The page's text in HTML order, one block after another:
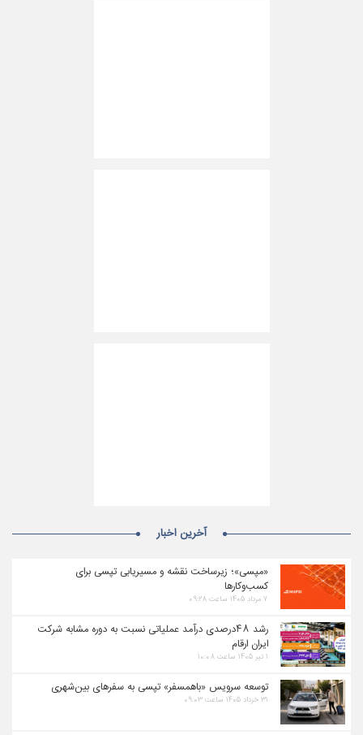
آخرین اخبار
«مپسی»؛ زیرساخت نقشه و مسیریابی تپسی برای
کسب‌وکارها
۷ مرداد ۱۴۰۵ ساعت ۰۹:۲۸
رشد ۴۸درصدی درآمد عملیاتی نسبت به دوره مشابه شرکت
ایران ارقام
۱ تیر ۱۴۰۵ ساعت ۱۰:۰۸
توسعه سرویس «باهمسفر» تپسی به سفرهای بین‌شهری
۳۱ خرداد ۱۴۰۵ ساعت ۰۹:۰۳